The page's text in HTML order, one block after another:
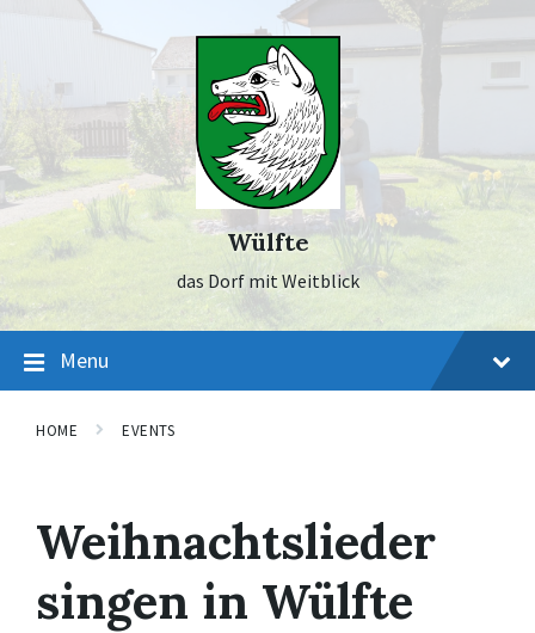
Wülfte
das Dorf mit Weitblick
Menu
HOME EVENTS
Weihnachtslieder
singen in Wülfte